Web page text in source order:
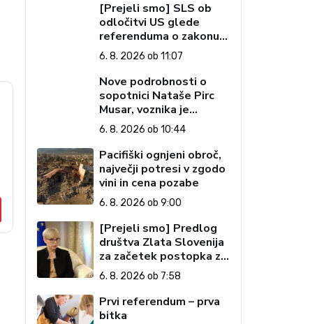
[Prejeli smo] SLS ob
odločitvi US glede
referenduma o zakonu o
interventnih ukrepih za
razvoj Slovenije
6. 8. 2026 ob 11:07
Nove podrobnosti o
sopotnici Nataše Pirc
Musar, voznika je
tožilstvo že
preiskovalo – zaradi
trgovine z drogami
6. 8. 2026 ob 10:44
Pacifiški ognjeni obroč,
največji potresi v zgodo
vini in cena pozabe
6. 8. 2026 ob 9:00
[Prejeli smo] Predlog
društva Zlata Slovenija
za začetek postopka za
preučitev pogojev za
ustavno obtožbo
predsednice Republike
Slovenije
6. 8. 2026 ob 7:58
Prvi referendum – prva
bitka